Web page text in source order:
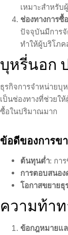
เหมาะสำหรั
ช่องทางการซื้
ปัจจุบันมีการจั
ทำให้ผู้บริโภค
บุหรี่นอก
ธุรกิจการจำหน่ายบุ
เป็นช่องทางที่ช่วยใ
ซื้อในปริมาณมาก
ข้อดีของการข
ต้นทุนต่ำ: กา
การตอบสนอ
โอกาสขยายธุ
ความท้า
ข้อกฎหมายแ